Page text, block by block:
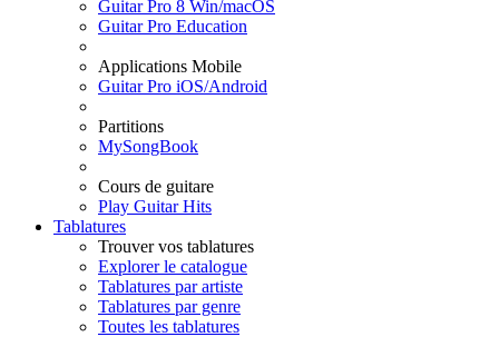
Guitar Pro 8 Win/macOS
Guitar Pro Education
Applications Mobile
Guitar Pro iOS/Android
Partitions
MySongBook
Cours de guitare
Play Guitar Hits
Tablatures
Trouver vos tablatures
Explorer le catalogue
Tablatures par artiste
Tablatures par genre
Toutes les tablatures